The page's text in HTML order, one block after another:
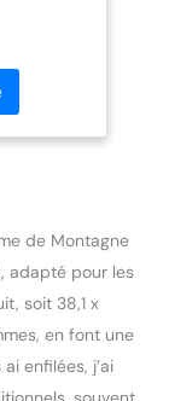
pour
du
et
de Montagne
adapté pour les
soit 38,1 x
en font une
enfilées, j’ai